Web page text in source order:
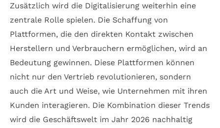
Zusätzlich wird die Digitalisierung weiterhin eine
zentrale Rolle spielen. Die Schaffung von
Plattformen, die den direkten Kontakt zwischen
Herstellern und Verbrauchern ermöglichen, wird an
Bedeutung gewinnen. Diese Plattformen können
nicht nur den Vertrieb revolutionieren, sondern
auch die Art und Weise, wie Unternehmen mit ihren
Kunden interagieren. Die Kombination dieser Trends
wird die Geschäftswelt im Jahr 2026 nachhaltig